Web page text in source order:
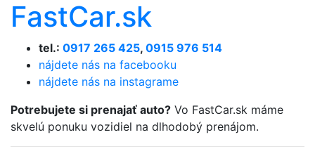
FastCar.sk
tel.: 0917 265 425, 0915 976 514
nájdete nás na facebooku
nájdete nás na instagrame
Potrebujete si prenajať auto? Vo FastCar.sk máme
skvelú ponuku vozidiel na dlhodobý prenájom.